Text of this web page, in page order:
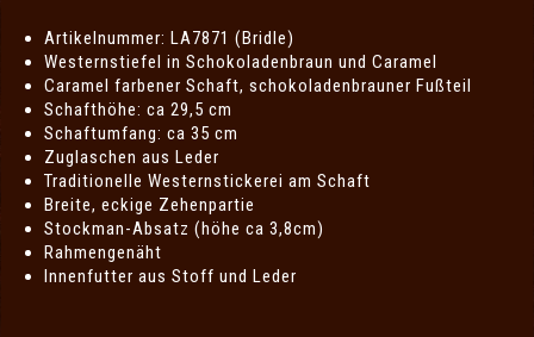
Artikelnummer: LA7871 (Bridle)
Westernstiefel in Schokoladenbraun und Caramel
Caramel farbener Schaft, schokoladenbrauner Fußteil
Schafthöhe: ca 29,5 cm
Schaftumfang: ca 35 cm
Zuglaschen aus Leder
Traditionelle Westernstickerei am Schaft
Breite, eckige Zehenpartie
Stockman-Absatz (höhe ca 3,8cm)
Rahmengenäht
Innenfutter aus Stoff und Leder